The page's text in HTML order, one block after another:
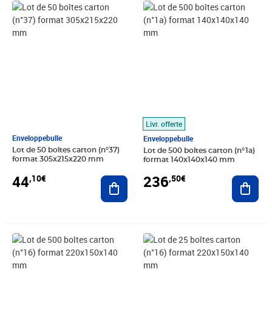
Enveloppebulle
Lot de 50 boîtes carton (n°37)
format 305x215x220 mm
44,10€
Prix 44,10€
Ajouter au panier
Livr. offerte
Enveloppebulle
Lot de 500 boîtes carton (n°1a)
format 140x140x140 mm
236,50€
Prix 236,50€
Prix 232,00€ Prix 14,70€